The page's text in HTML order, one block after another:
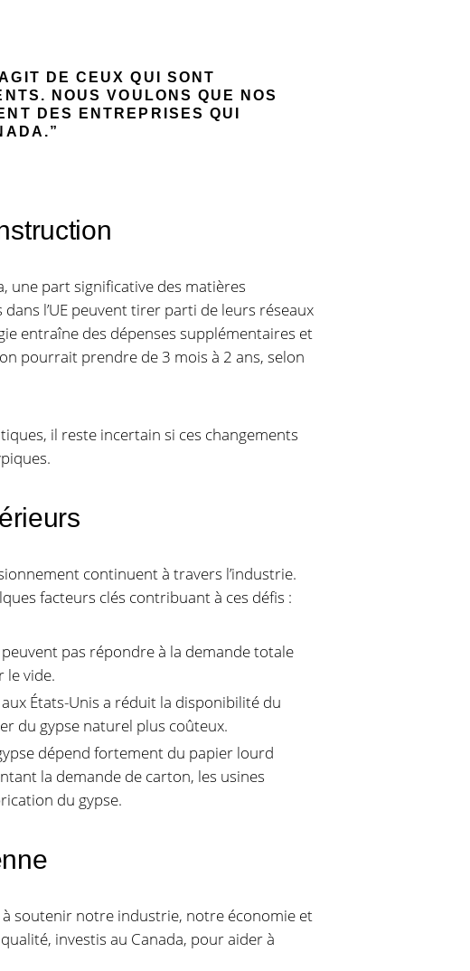
DE CEUX QUI SONT
NOUS VOULONS QUE NOS
DES ENTREPRISES QUI
une part significative des matières
l’UE peuvent tirer parti de leurs réseaux
entraîne des dépenses supplémentaires et
pourrait prendre de 3 mois à 2 ans, selon
il reste incertain si ces changements
continuent à travers l’industrie.
facteurs clés contribuant à ces défis :
pas répondre à la demande totale
le vide.
États-Unis a réduit la disponibilité du
du gypse naturel plus coûteux.
dépend fortement du papier lourd
la demande de carton, les usines
du gypse.
soutenir notre industrie, notre économie et
investis au Canada, pour aider à